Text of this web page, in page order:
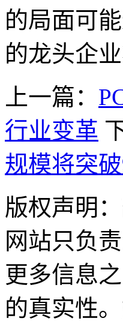
的局面可
的龙头企
上一篇：
行业变革
规模将突
版权声明
网站只负
更多信息
的真实性